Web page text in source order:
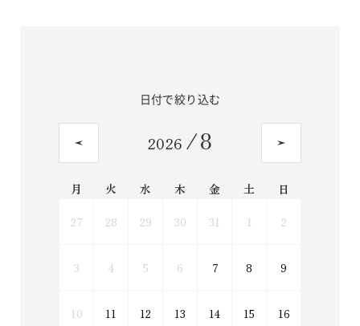
日付で絞り込む
2026 /8
月 火 水 木 金 土 日
27 28 29 30 31 1 2
3 4 5 6 7 8 9
10 11 12 13 14 15 16